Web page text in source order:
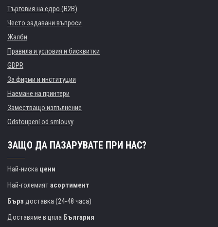
Търговия на едро (B2B)
Често задавани въпроси
Жалби
Правила и условия и бисквитки
GDPR
За фирми и институции
Наемане на принтери
Заместващо изпълнение
Odstoupení od smlouvy
ЗАЩО ДА ПАЗАРУВАТЕ ПРИ НАС?
Най-ниска цени
Най-големиятасортимент
Бърз доставка (24-48 часа)
Доставяме в цяла България